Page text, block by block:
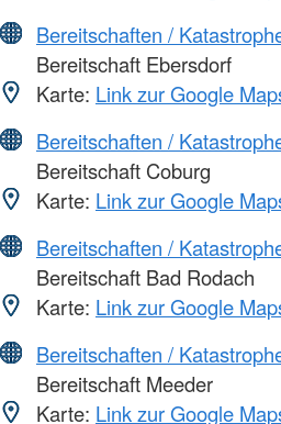
Bereitschaften /
Bereitschaft Ebersdorf
Karte: Link zur Google
Bereitschaften /
Bereitschaft Coburg
Karte: Link zur Google
Bereitschaften /
Bereitschaft Bad Rodach
Karte: Link zur Google
Bereitschaften /
Bereitschaft Meeder
Karte: Link zur Google